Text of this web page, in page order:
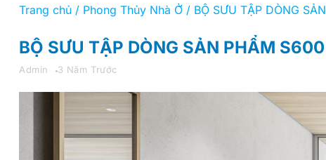
Trang chủ / Phong Thủy Nhà Ở / BỘ SƯU TẬP DÒNG
BỘ SƯU TẬP DÒNG SẢN PHẨM
Admin 3 Năm Trước